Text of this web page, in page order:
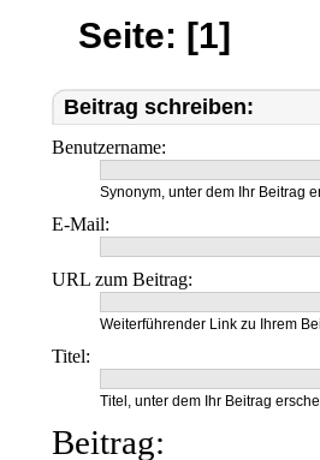
Seite: [1]
Beitrag schreiben:
Benutzername:
Synonym, unter dem Ihr Beitrag
E-Mail:
URL zum Beitrag:
Weiterführender Link zu Ihrem
Titel:
Titel, unter dem Ihr Beitrag
Beitrag: